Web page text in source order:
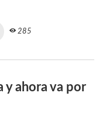
285
y ahora va por